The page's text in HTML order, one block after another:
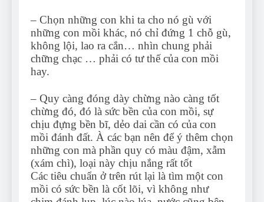
– Chọn những con khi ta cho nó gù với
những con mồi khác, nó chỉ đứng 1 chỗ gù,
không lội, lao ra cắn… nhìn chung phải
chững chạc … phải có tư thế của con mồi
hay.
– Quy càng đóng dày chừng nào càng tốt
chừng đó, đó là sức bền của con mồi, sự
chịu đựng bền bĩ, dẻo dai cần có của con
mồi đánh đất. À các bạn nên để ý thêm chọn
những con mà phần quy có màu đậm, xẫm
(xám chì), loại này chịu nắng rất tốt
Các tiêu chuẩn ở trên rút lại là tìm một con
mồi có sức bền là cốt lõi, vì không như